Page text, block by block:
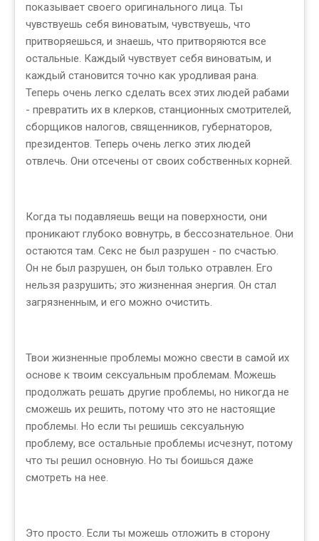
показывает своего оригинального лица. Ты
чувствуешь себя виноватым, чувствуешь, что
притворяешься, и знаешь, что притворяются все
остальные. Каждый чувствует себя виноватым, и
каждый становится точно как уродливая рана.
Теперь очень легко сделать всех этих людей рабами
- превратить их в клерков, станционных смотрителей,
сборщиков налогов, священников, губернаторов,
президентов. Теперь очень легко этих людей
отвлечь. Они отсечены от своих собственных корней.
Когда ты подавляешь вещи на поверхности, они
проникают глубоко вовнутрь, в бессознательное. Они
остаются там. Секс не был разрушен - по счастью.
Он не был разрушен, он был только отравлен. Его
нельзя разрушить; это жизненная энергия. Он стал
загрязненным, и его можно очистить.
Твои жизненные проблемы можно свести в самой их
основе к твоим сексуальным проблемам. Можешь
продолжать решать другие проблемы, но никогда не
сможешь их решить, потому что это не настоящие
проблемы. Но если ты решишь сексуальную
проблему, все остальные проблемы исчезнут, потому
что ты решил основную. Но ты боишься даже
смотреть на нее.
Это просто. Если ты можешь отложить в сторону